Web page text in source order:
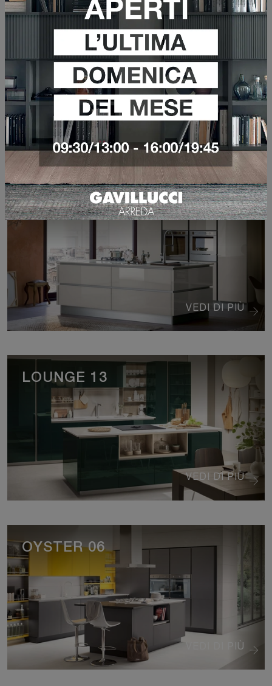
VEDI DI PIÙ
RI-FLEX 06
VEDI DI PIÙ
RI-FLEX 05
VEDI DI PIÙ
LOUNGE 13
VEDI DI PIÙ
OYSTER 06